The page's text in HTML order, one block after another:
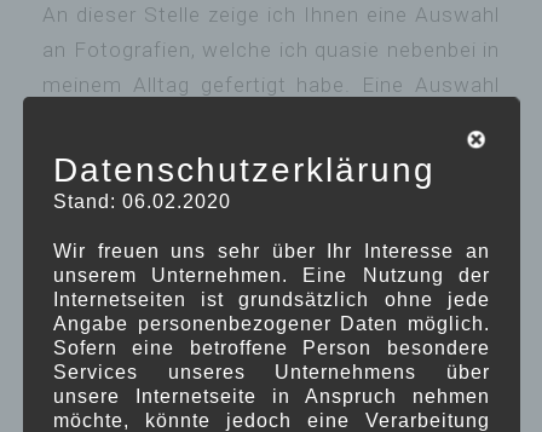
An dieser Stelle zeige ich Ihnen eine Auswahl
an Fotografien, welche ich quasie nebenbei in
meinem Alltag gefertigt habe. Eine Auswahl
anderen Variationen auf
www.Redbubble.com
kaufen.
Datenschutzerklärung
Stand: 06.02.2020
Wir freuen uns sehr über Ihr Interesse an
unserem Unternehmen. Eine Nutzung der
Internetseiten ist grundsätzlich ohne jede
Angabe personenbezogener Daten möglich.
Sofern eine betroffene Person besondere
Services unseres Unternehmens über
unsere Internetseite in Anspruch nehmen
möchte, könnte jedoch eine Verarbeitung